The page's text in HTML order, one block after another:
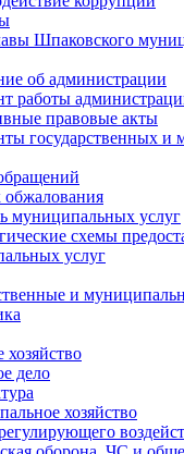
Шпаковского
об администрации
работы
правовые акты
государственных
обжалования
муниципальных услуг
схемы
услуг
и
хозяйство
дело
хозяйство